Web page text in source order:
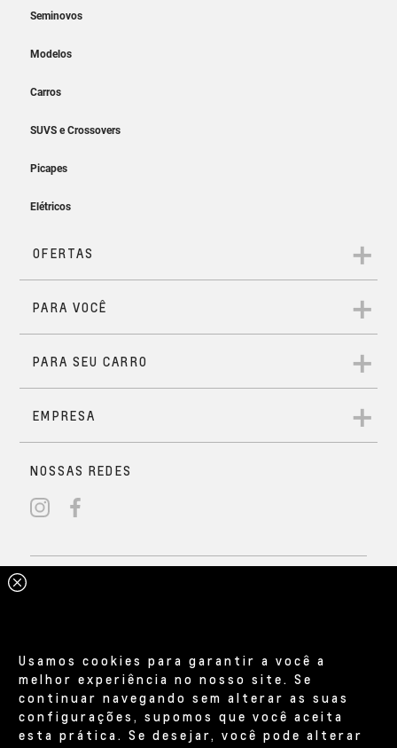
Usamos cookies para garantir a você a
melhor experiência no nosso site. Se
continuar navegando sem alterar as suas
configurações, supomos que você aceita
esta prática. Se desejar, você pode alterar